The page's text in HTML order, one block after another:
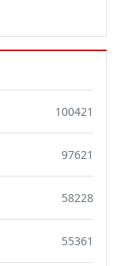
100421
97621
58228
55361